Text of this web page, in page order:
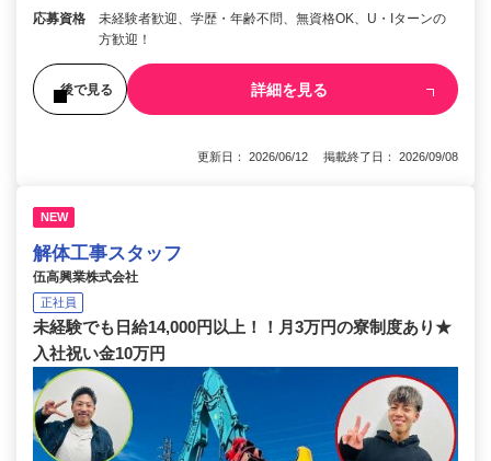
応募資格
未経験者歓迎、学歴・年齢不問、無資格OK、U・Iターンの
方歓迎！
後で見る 詳細を見る
更新日： 2026/06/12 掲載終了日： 2026/09/08
NEW
解体工事スタッフ
伍高興業株式会社
正社員
未経験でも日給14,000円以上！！月3万円の寮制度あり★
入社祝い金10万円